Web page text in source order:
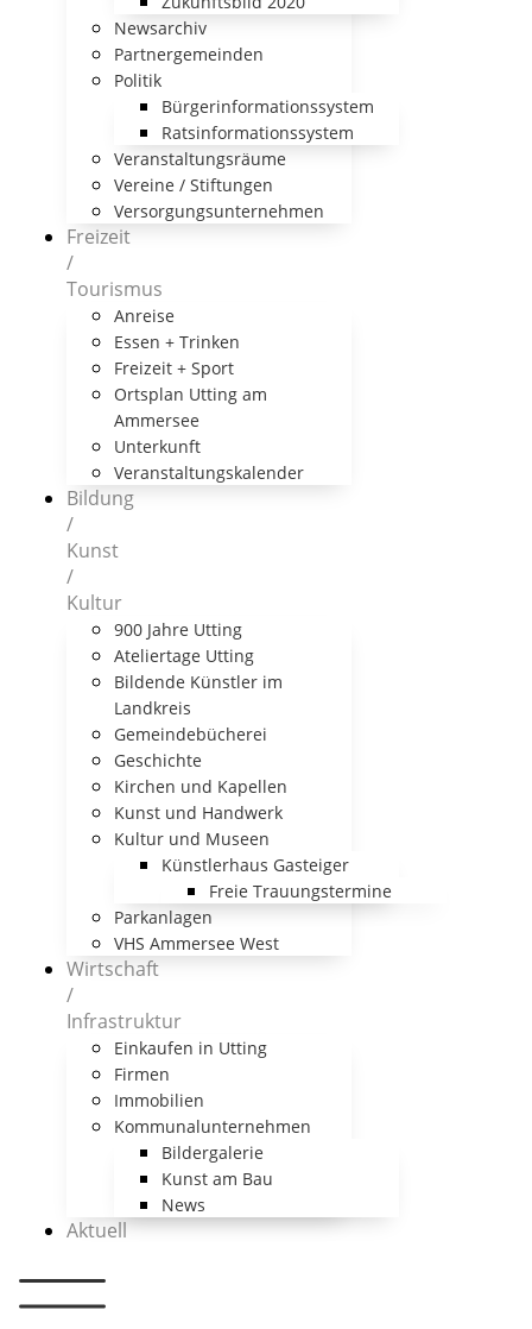
Newsarchiv
Partnergemeinden
Politik
Bürgerinformationssystem
Ratsinformationssystem
Veranstaltungsräume
Vereine / Stiftungen
Versorgungsunternehmen
Freizeit
/
Tourismus
Anreise
Essen + Trinken
Freizeit + Sport
Ortsplan Utting am
Ammersee
Unterkunft
Veranstaltungskalender
Bildung
/
Kunst
/
Kultur
900 Jahre Utting
Ateliertage Utting
Bildende Künstler im
Landkreis
Gemeindebücherei
Geschichte
Kirchen und Kapellen
Kunst und Handwerk
Kultur und Museen
Künstlerhaus Gasteiger
Freie Trauungstermine
Parkanlagen
VHS Ammersee West
Wirtschaft
/
Infrastruktur
Einkaufen in Utting
Firmen
Immobilien
Kommunalunternehmen
Bildergalerie
Kunst am Bau
News
Aktuell